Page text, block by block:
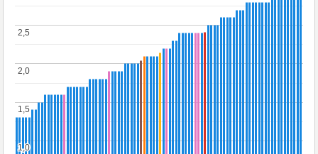
1,0
1,0
1,5
1,5
2,0
2,0
2,5
2,5